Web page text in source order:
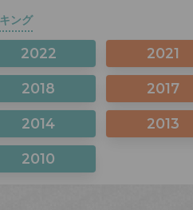
ング
2022 2021
2018 2017
2014 2013
2010